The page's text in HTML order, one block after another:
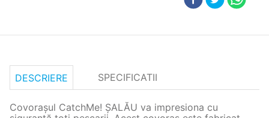
DESCRIERE SPECIFICATII
Covorașul CatchMe! ȘALĂU va impresiona cu